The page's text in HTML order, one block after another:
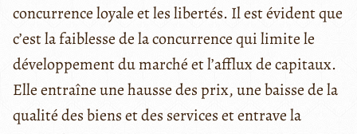
concurrence loyale et les libertés. Il est évident que
c’est la faiblesse de la concurrence qui limite le
développement du marché et l’afflux de capitaux.
Elle entraîne une hausse des prix, une baisse de la
qualité des biens et des services et entrave la